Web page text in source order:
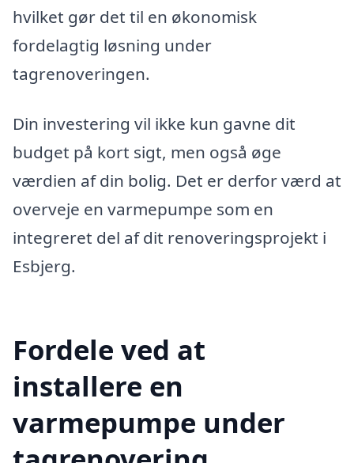
hvilket gør det til en økonomisk
fordelagtig løsning under
tagrenoveringen.
Din investering vil ikke kun gavne dit
budget på kort sigt, men også øge
værdien af din bolig. Det er derfor værd at
overveje en varmepumpe som en
integreret del af dit renoveringsprojekt i
Esbjerg.
Fordele ved at
installere en
varmepumpe under